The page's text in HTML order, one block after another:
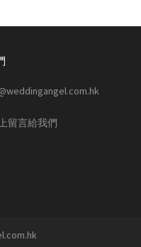
留言給我們